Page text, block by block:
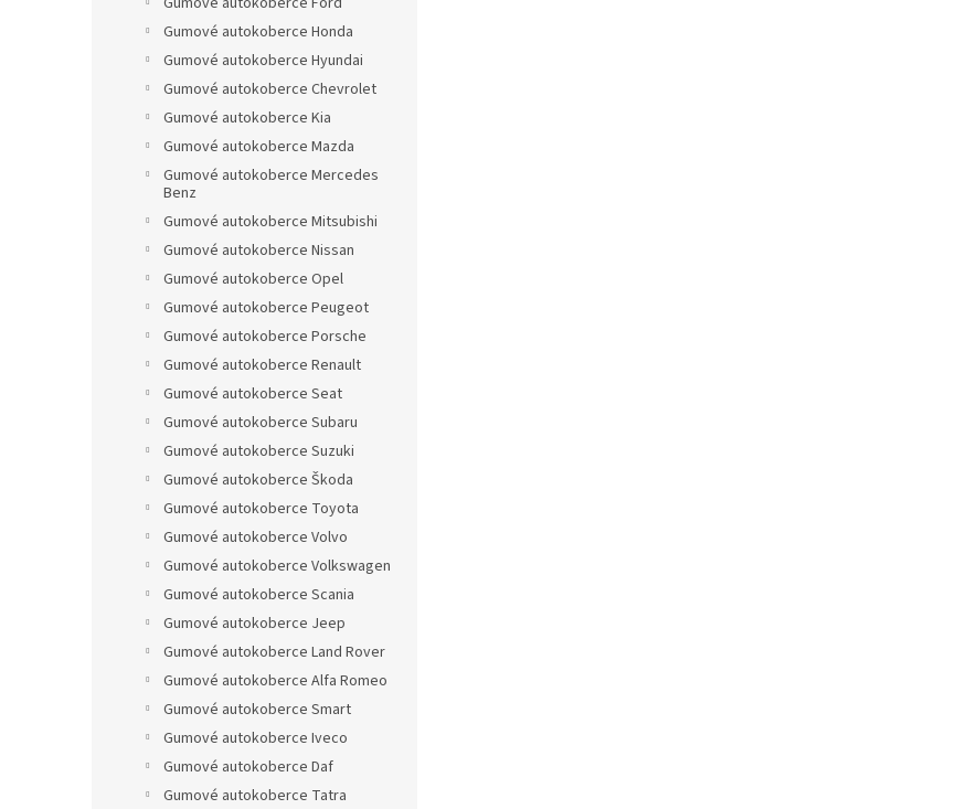
Gumové autokoberce Honda
Gumové autokoberce Hyundai
Gumové autokoberce Chevrolet
Gumové autokoberce Kia
Gumové autokoberce Mazda
Gumové autokoberce Mercedes
Benz
Gumové autokoberce Mitsubishi
Gumové autokoberce Nissan
Gumové autokoberce Opel
Gumové autokoberce Peugeot
Gumové autokoberce Porsche
Gumové autokoberce Renault
Gumové autokoberce Seat
Gumové autokoberce Subaru
Gumové autokoberce Suzuki
Gumové autokoberce Škoda
Gumové autokoberce Toyota
Gumové autokoberce Volvo
Gumové autokoberce Volkswagen
Gumové autokoberce Scania
Gumové autokoberce Jeep
Gumové autokoberce Land Rover
Gumové autokoberce Alfa Romeo
Gumové autokoberce Smart
Gumové autokoberce Iveco
Gumové autokoberce Daf
Gumové autokoberce Tatra